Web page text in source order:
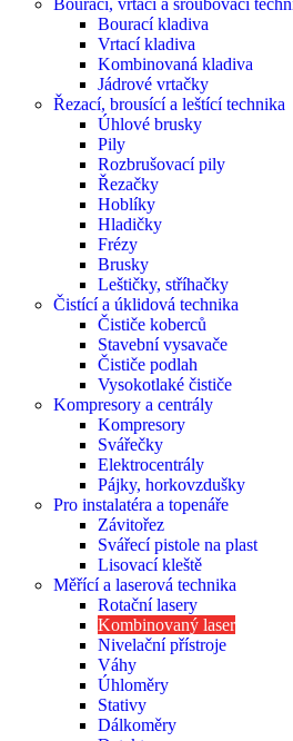
Bourací kladiva
Vrtací kladiva
Kombinovaná kladiva
Jádrové vrtačky
Řezací, brousící a leštící technika
Úhlové brusky
Pily
Rozbrušovací pily
Řezačky
Hoblíky
Hladičky
Frézy
Brusky
Leštičky, stříhačky
Čistící a úklidová technika
Čističe koberců
Stavební vysavače
Čističe podlah
Vysokotlaké čističe
Kompresory a centrály
Kompresory
Svářečky
Elektrocentrály
Pájky, horkovzdušky
Pro instalatéra a topenáře
Závitořez
Svářecí pistole na plast
Lisovací kleště
Měřící a laserová technika
Rotační lasery
Kombinovaný laser
Nivelační přístroje
Váhy
Úhloměry
Stativy
Dálkoměry